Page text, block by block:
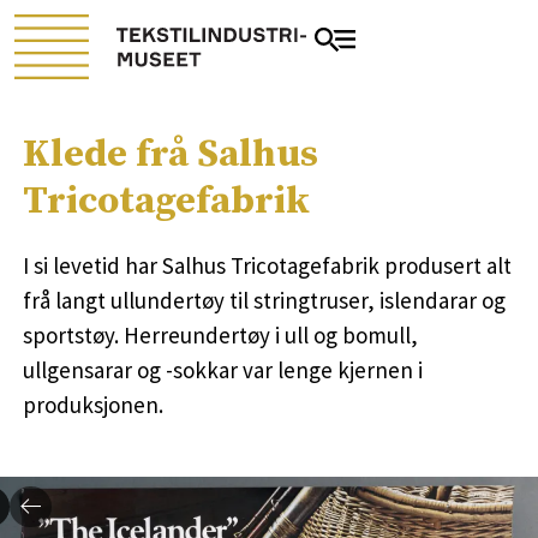
Klede frå Salhus
Tricotagefabrik
I si levetid har Salhus Tricotagefabrik produsert alt
frå langt ullundertøy til stringtruser, islendarar og
sportstøy. Herreundertøy i ull og bomull,
ullgensarar og -sokkar var lenge kjernen i
produksjonen.